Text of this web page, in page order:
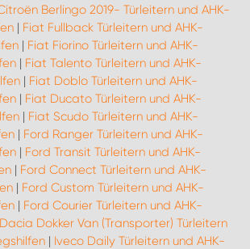
Berlingo 2019- Türleitern und AHK-
| Fiat Fullback Türleitern und AHK-
| Fiat Fiorino Türleitern und AHK-
| Fiat Talento Türleitern und AHK-
| Fiat Doblo Türleitern und AHK-
| Fiat Ducato Türleitern und AHK-
| Fiat Scudo Türleitern und AHK-
| Ford Ranger Türleitern und AHK-
| Ford Transit Türleitern und AHK-
| Ford Connect Türleitern und AHK-
| Ford Custom Türleitern und AHK-
| Ford Courier Türleitern und AHK-
Dacia Dokker Van (Transporter) Türleitern
| Iveco Daily Türleitern und AHK-